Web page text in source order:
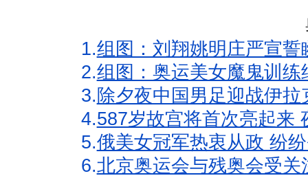
1.组图：刘翔姚明庄严宣
2.组图：奥运美女魔鬼训
3. 除夕夜中国男足迎战伊
4.587岁故宫将首次亮起来
5.俄美女冠军热衷从政 纷
6.北京奥运会与残奥会受